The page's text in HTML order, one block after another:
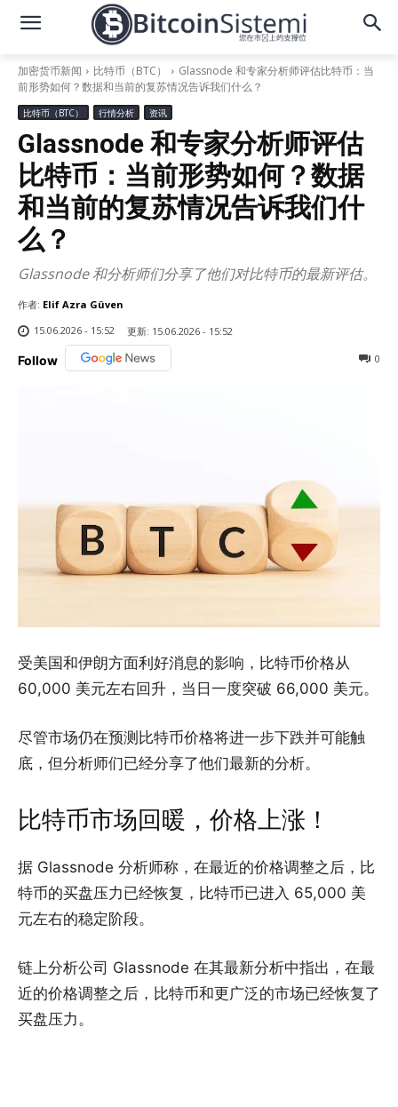
加密货币新闻 比特币（BTC）
Glassnode 和专家分析师评估比特币：当
前形势如何？数据和当前的复苏情况告诉我们什么？
比特币（BTC） 行情分析 资讯
Glassnode 和专家分析师评估
比特币：当前形势如何？数据
和当前的复苏情况告诉我们什
么？
Glassnode 和分析师们分享了他们对比特币的最新评估。
作者: Elif Azra Güven
15.06.2026 - 15:52
更新: 15.06.2026 - 15:52
Follow 0
受美国和伊朗方面利好消息的影响，比特币价格从
60,000 美元左右回升，当日一度突破 66,000 美元。
尽管市场仍在预测比特币价格将进一步下跌并可能触
底，但分析师们已经分享了他们最新的分析。
比特币市场回暖，价格上涨！
据 Glassnode 分析师称，在最近的价格调整之后，比
特币的买盘压力已经恢复，比特币已进入 65,000 美
元左右的稳定阶段。
链上分析公司 Glassnode 在其最新分析中指出，在最
近的价格调整之后，比特币和更广泛的市场已经恢复了
买盘压力。